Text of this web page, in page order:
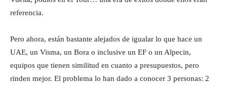
referencia.
Pero ahora, están bastante alejados de igualar lo que hace un
UAE, un Visma, un Bora o inclusive un EF o un Alpecin,
equipos que tienen similitud en cuanto a presupuestos, pero
rinden mejor. El problema lo han dado a conocer 3 personas: 2